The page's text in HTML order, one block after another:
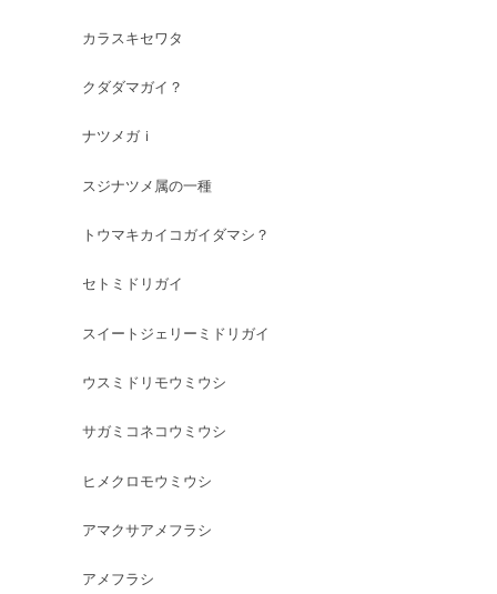
カラスキセワタ
クダダマガイ？
ナツメガｉ
スジナツメ属の一種
トウマキカイコガイダマシ？
セトミドリガイ
スイートジェリーミドリガイ
ウスミドリモウミウシ
サガミコネコウミウシ
ヒメクロモウミウシ
アマクサアメフラシ
アメフラシ